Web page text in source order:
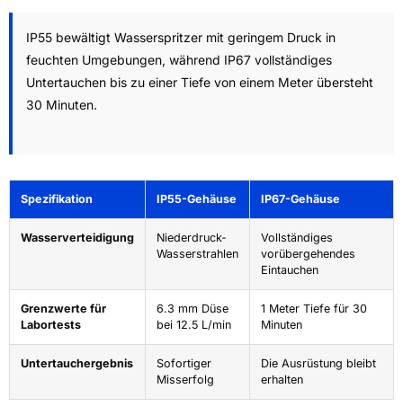
IP55 bewältigt Wasserspritzer mit geringem Druck in
feuchten Umgebungen, während IP67 vollständiges
Untertauchen bis zu einer Tiefe von einem Meter übersteht
30 Minuten.
Spezifikation IP55-Gehäuse IP67-Gehäuse
Wasserverteidigung
Niederdruck-
Wasserstrahlen
Vollständiges
vorübergehendes
Eintauchen
Grenzwerte für
Labortests
6.3 mm Düse
bei 12.5 L/min
1 Meter Tiefe für 30
Minuten
Untertauchergebnis
Sofortiger
Misserfolg
Die Ausrüstung bleibt
erhalten